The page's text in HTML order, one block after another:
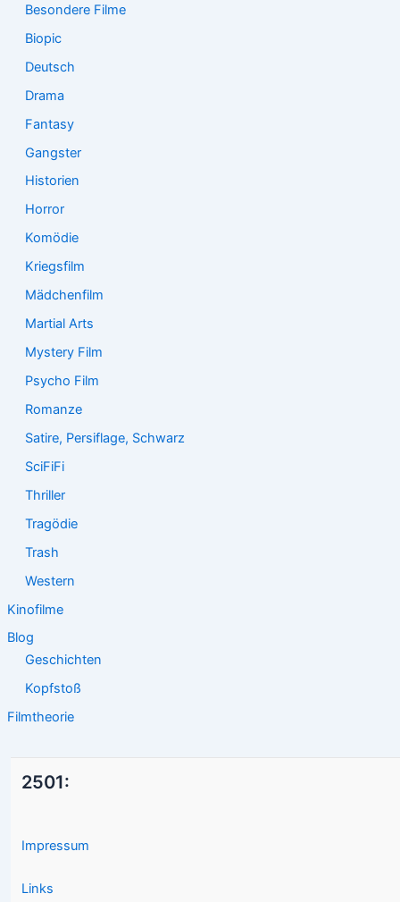
Besondere Filme
Biopic
Deutsch
Drama
Fantasy
Gangster
Historien
Horror
Komödie
Kriegsfilm
Mädchenfilm
Martial Arts
Mystery Film
Psycho Film
Romanze
Satire, Persiflage, Schwarz
SciFiFi
Thriller
Tragödie
Trash
Western
Kinofilme
Blog
Geschichten
Kopfstoß
Filmtheorie
2501:
Impressum
Links